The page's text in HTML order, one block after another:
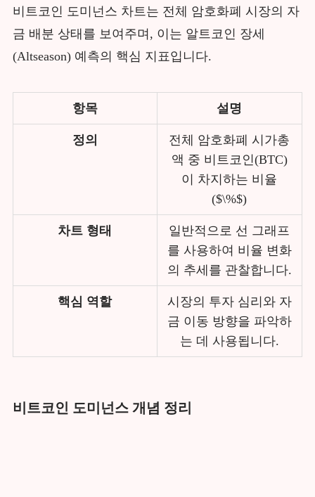
비트코인 도미넌스 차트는 전체 암호화폐 시장의 자
금 배분 상태를 보여주며, 이는 알트코인 장세
(Altseason) 예측의 핵심 지표입니다.
항목 설명
정의
전체 암호화폐 시가총
액 중 비트코인(BTC)
이 차지하는 비율
($\%$)
차트 형태
일반적으로 선 그래프
를 사용하여 비율 변화
의 추세를 관찰합니다.
핵심 역할
시장의 투자 심리와 자
금 이동 방향을 파악하
는 데 사용됩니다.
비트코인 도미넌스 개념 정리